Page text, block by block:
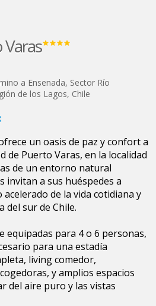
a Ensenada, Sector Río
de los Lagos, Chile
un oasis de paz y confort a
de Puerto Varas, en la localidad
de un entorno natural
invitan a sus huéspedes a
de la vida cotidiana y
del sur de Chile.
equipadas para 4 o 6 personas,
para una estadía
living comedor,
y amplios espacios
del aire puro y las vistas